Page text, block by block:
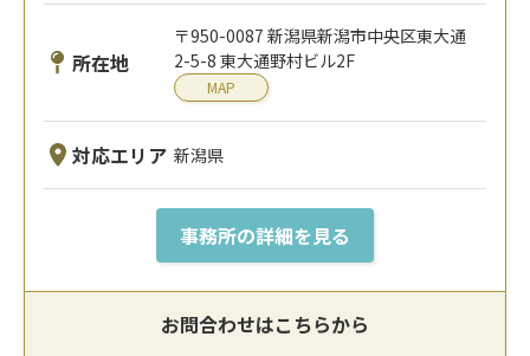
所在地
〒950-0087 新潟県新潟市中央区東大通
2-5-8 東大通野村ビル2F
MAP
対応エリア 新潟県
事務所の詳細を見る
お問合わせはこちらから